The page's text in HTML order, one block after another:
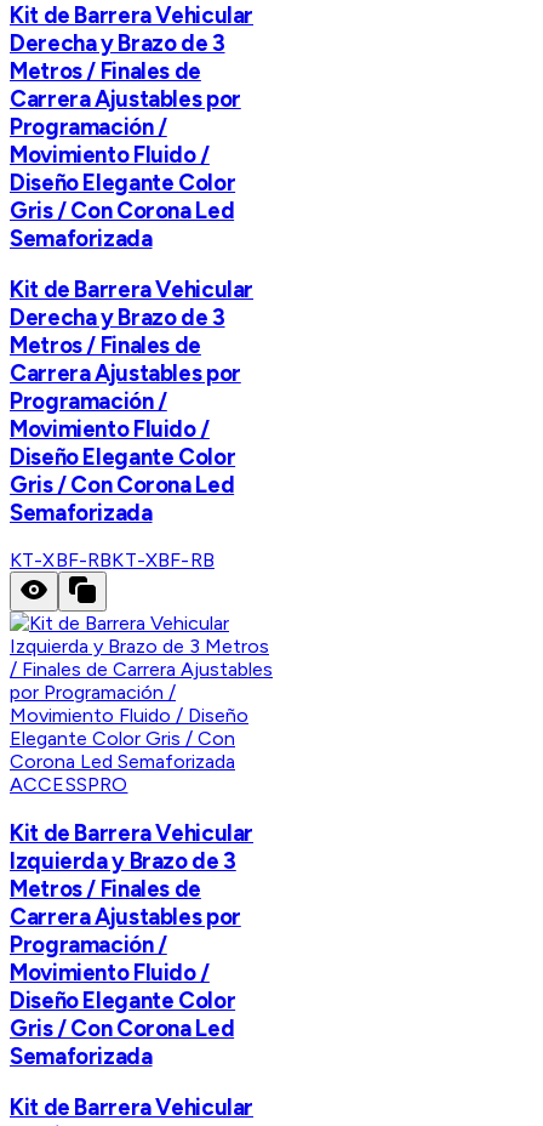
Kit de Barrera Vehicular
Derecha y Brazo de 3
Metros / Finales de
Carrera Ajustables por
Programación /
Movimiento Fluido /
Diseño Elegante Color
Gris / Con Corona Led
Semaforizada
Kit de Barrera Vehicular
Derecha y Brazo de 3
Metros / Finales de
Carrera Ajustables por
Programación /
Movimiento Fluido /
Diseño Elegante Color
Gris / Con Corona Led
Semaforizada
KT-XBF-RBKT-XBF-RB
ACCESSPRO
Kit de Barrera Vehicular
Izquierda y Brazo de 3
Metros / Finales de
Carrera Ajustables por
Programación /
Movimiento Fluido /
Diseño Elegante Color
Gris / Con Corona Led
Semaforizada
Kit de Barrera Vehicular